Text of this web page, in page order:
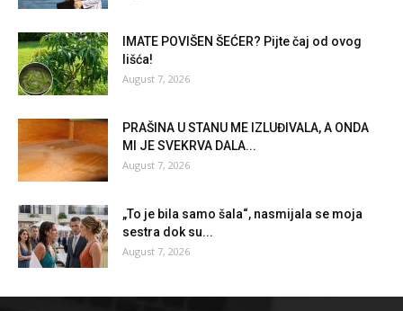
IMATE POVIŠEN ŠEĆER? Pijte čaj od ovog
lišća!
August 7, 2026
PRAŠINA U STANU ME IZLUĐIVALA, A ONDA
MI JE SVEKRVA DALA...
August 7, 2026
„To je bila samo šala“, nasmijala se moja
sestra dok su...
August 7, 2026